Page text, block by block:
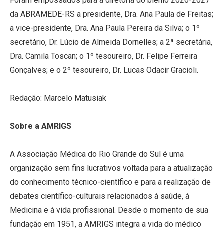
da ABRAMEDE-RS a presidente, Dra. Ana Paula de Freitas;
a vice-presidente, Dra. Ana Paula Pereira da Silva; o 1º
secretário, Dr. Lúcio de Almeida Dornelles; a 2ª secretária,
Dra. Camila Toscan; o 1º tesoureiro, Dr. Felipe Ferreira
Gonçalves; e o 2º tesoureiro, Dr. Lucas Odacir Gracioli.
Redação: Marcelo Matusiak
Sobre a AMRIGS
A Associação Médica do Rio Grande do Sul é uma
organização sem fins lucrativos voltada para a atualização
do conhecimento técnico-científico e para a realização de
debates científico-culturais relacionados à saúde, à
Medicina e à vida profissional. Desde o momento de sua
fundação em 1951, a AMRIGS integra a vida do médico